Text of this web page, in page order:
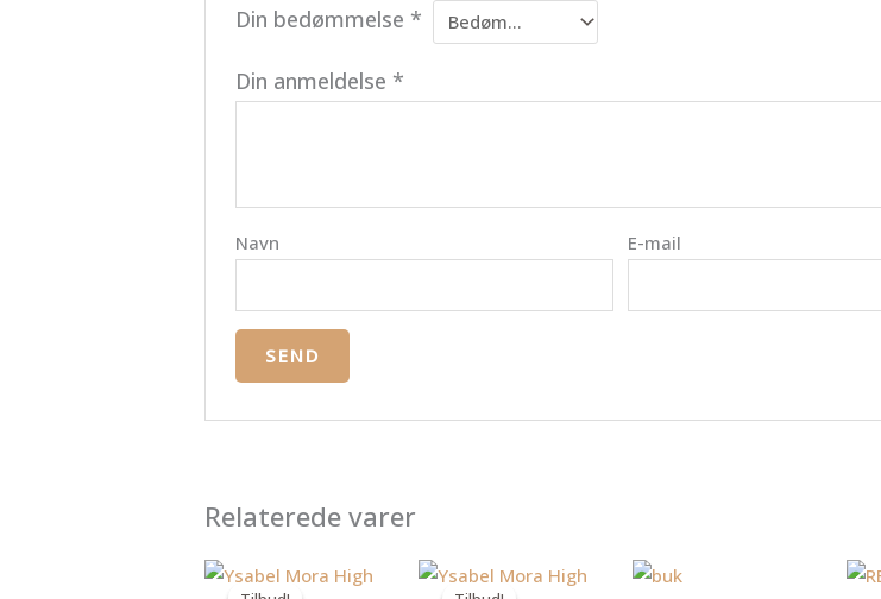
Din bedømmelse *
Din anmeldelse *
Navn E-mail
Relaterede varer
Den
oprindelige
Den
aktuelle
Den
oprindelige
Den
aktuelle